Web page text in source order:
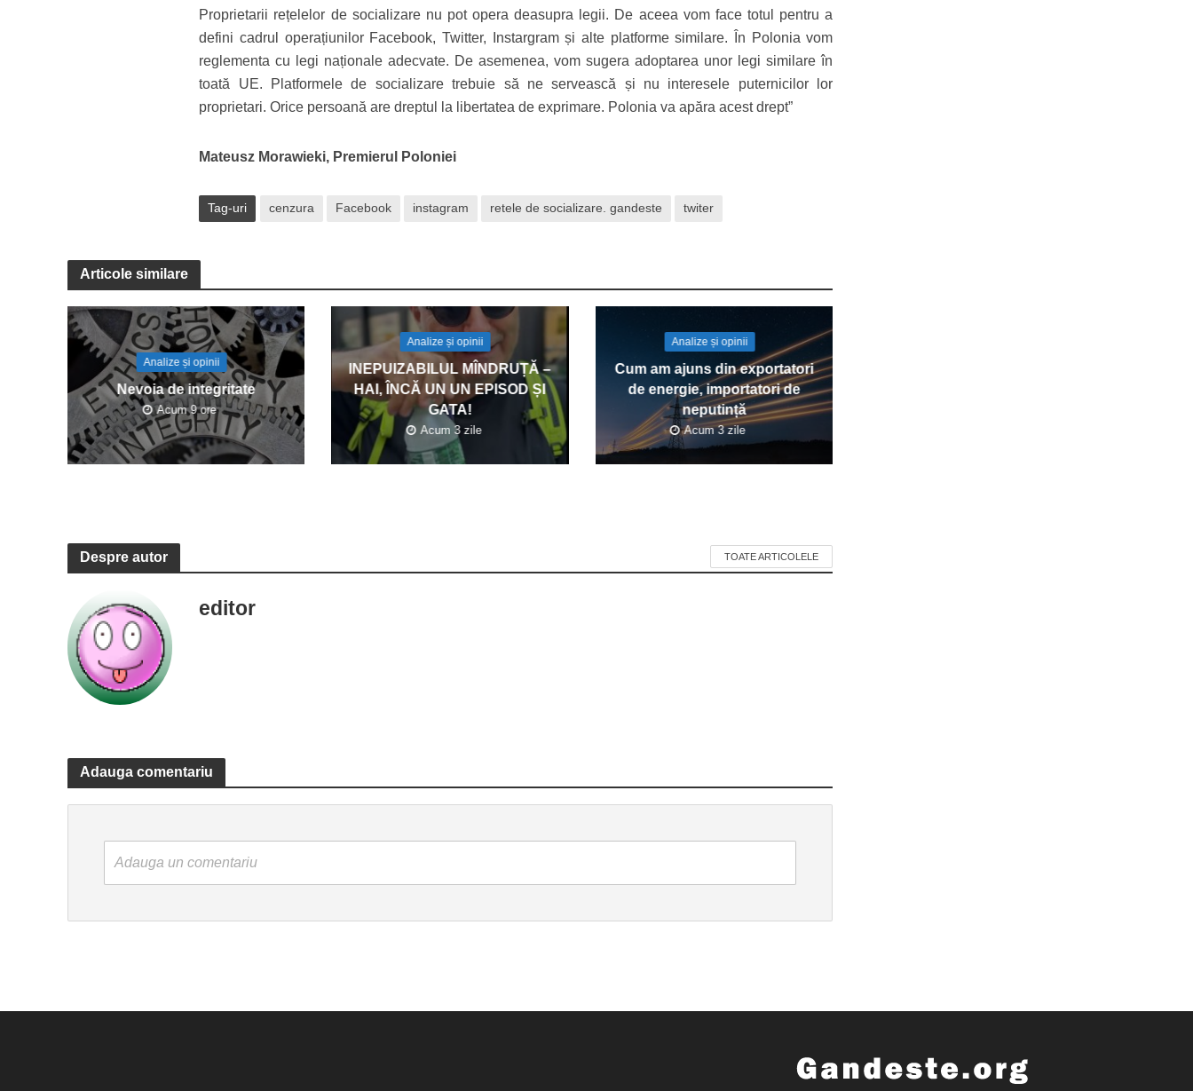
Proprietarii rețelelor de socializare nu pot opera deasupra legii. De aceea vom face totul pentru a
defini cadrul operațiunilor Facebook, Twitter, Instargram și alte platforme similare. În Polonia vom
reglementa cu legi naționale adecvate. De asemenea, vom sugera adoptarea unor legi similare în
toată UE. Platformele de socializare trebuie să ne servească și nu interesele puternicilor lor
proprietari. Orice persoană are dreptul la libertatea de exprimare. Polonia va apăra acest drept”
Mateusz Morawieki, Premierul Poloniei
Tag-uri cenzura Facebook instagram retele de socializare. gandeste twiter
Articole similare
Analize și opinii
Nevoia de integritate
Acum 9 ore
Analize și opinii
INEPUIZABILUL MÎNDRUȚĂ –
HAI, ÎNCĂ UN UN EPISOD ȘI
GATA!
Acum 3 zile
Analize și opinii
Cum am ajuns din exportatori
de energie, importatori de
neputință
Acum 3 zile
Despre autor TOATE ARTICOLELE
editor
Adauga comentariu
Adauga un comentariu